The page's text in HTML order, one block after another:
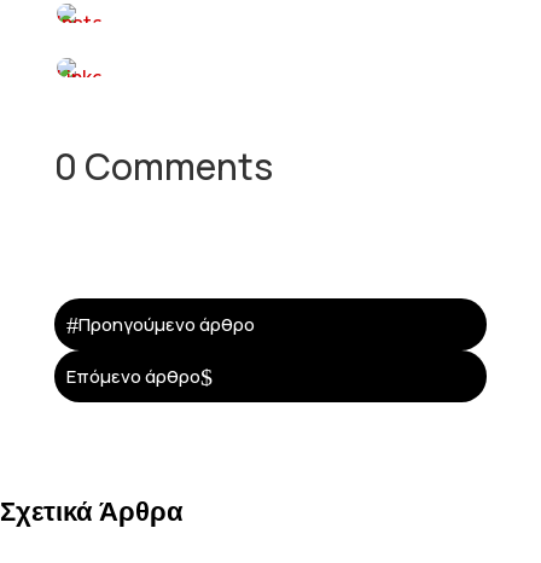
0 Comments
#Προηγούμενο άρθρο
Επόμενο άρθρο$
Σχετικά Άρθρα